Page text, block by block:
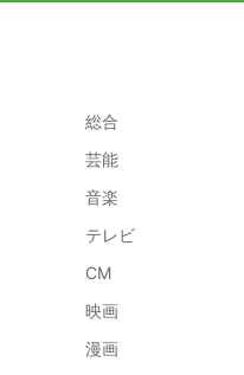
総合
芸能
音楽
テレビ
CM
映画
漫画